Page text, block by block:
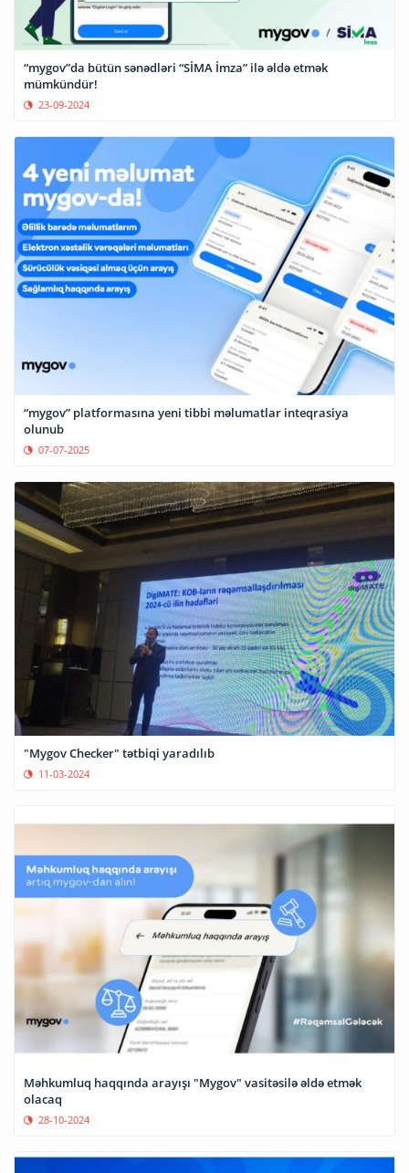
“mygov”da bütün sənədləri “SİMA İmza” ilə əldə etmək
mümkündür!
23-09-2024
“mygov” platformasına yeni tibbi məlumatlar inteqrasiya
olunub
07-07-2025
"Mygov Checker" tətbiqi yaradılıb
11-03-2024
Məhkumluq haqqında arayışı "Mygov" vasitəsilə əldə etmək
olacaq
28-10-2024